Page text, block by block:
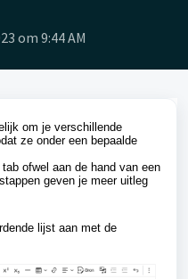
om 9:44 AM
om je verschillende
ze onder een bepaalde
ofwel aan de hand van een
geven je meer uitleg
lijst aan met de